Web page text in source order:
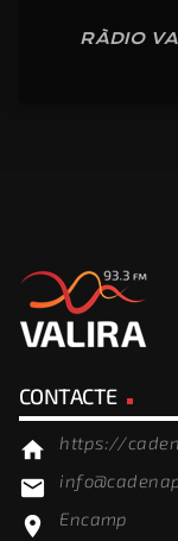
RÀDIO
CONTACTE
home https://
email
location_on Encamp